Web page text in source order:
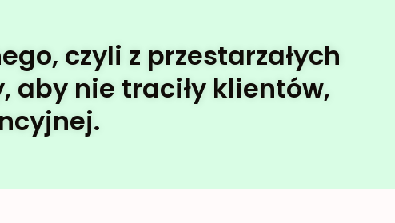
czyli z przestarzałych
aby nie traciły klientów,